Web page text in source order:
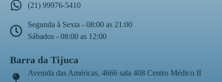
(21) 99976-5410
Segunda à Sexta - 08:00 as 21:00
Sábados - 08:00 as 12:00
Barra da Tijuca
Avenida das Américas, 4666 sala 408 Centro Médico II